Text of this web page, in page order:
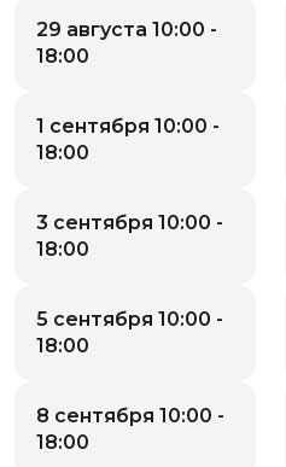
29 августа 10:00 -
18:00
1 сентября 10:00 -
18:00
3 сентября 10:00 -
18:00
5 сентября 10:00 -
18:00
8 сентября 10:00 -
18:00